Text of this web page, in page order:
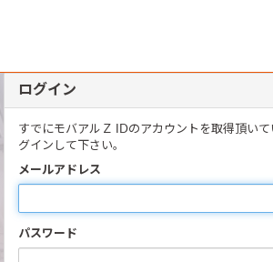
ログイン
すでにモバアルＺ IDのアカウントを取得頂い
グインして下さい。
メールアドレス
パスワード